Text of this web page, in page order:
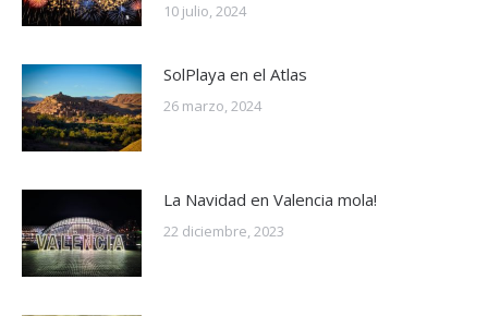
10 julio, 2024
SolPlaya en el Atlas
26 marzo, 2024
La Navidad en Valencia mola!
22 diciembre, 2023